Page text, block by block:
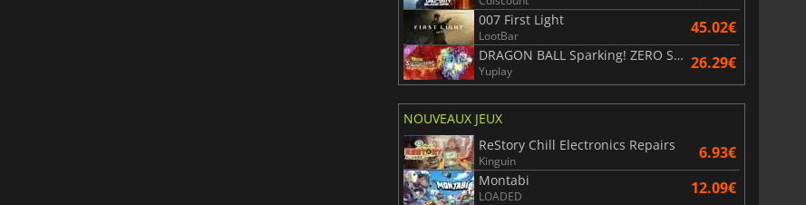
007 First Light
LootBar 45.02€
DRAGON BALL Sparking! ZERO Super Limit Breaking NEO
Yuplay 26.29€
NOUVEAUX JEUX
ReStory Chill Electronics Repairs
Kinguin 6.93€
Montabi
LOADED 12.09€